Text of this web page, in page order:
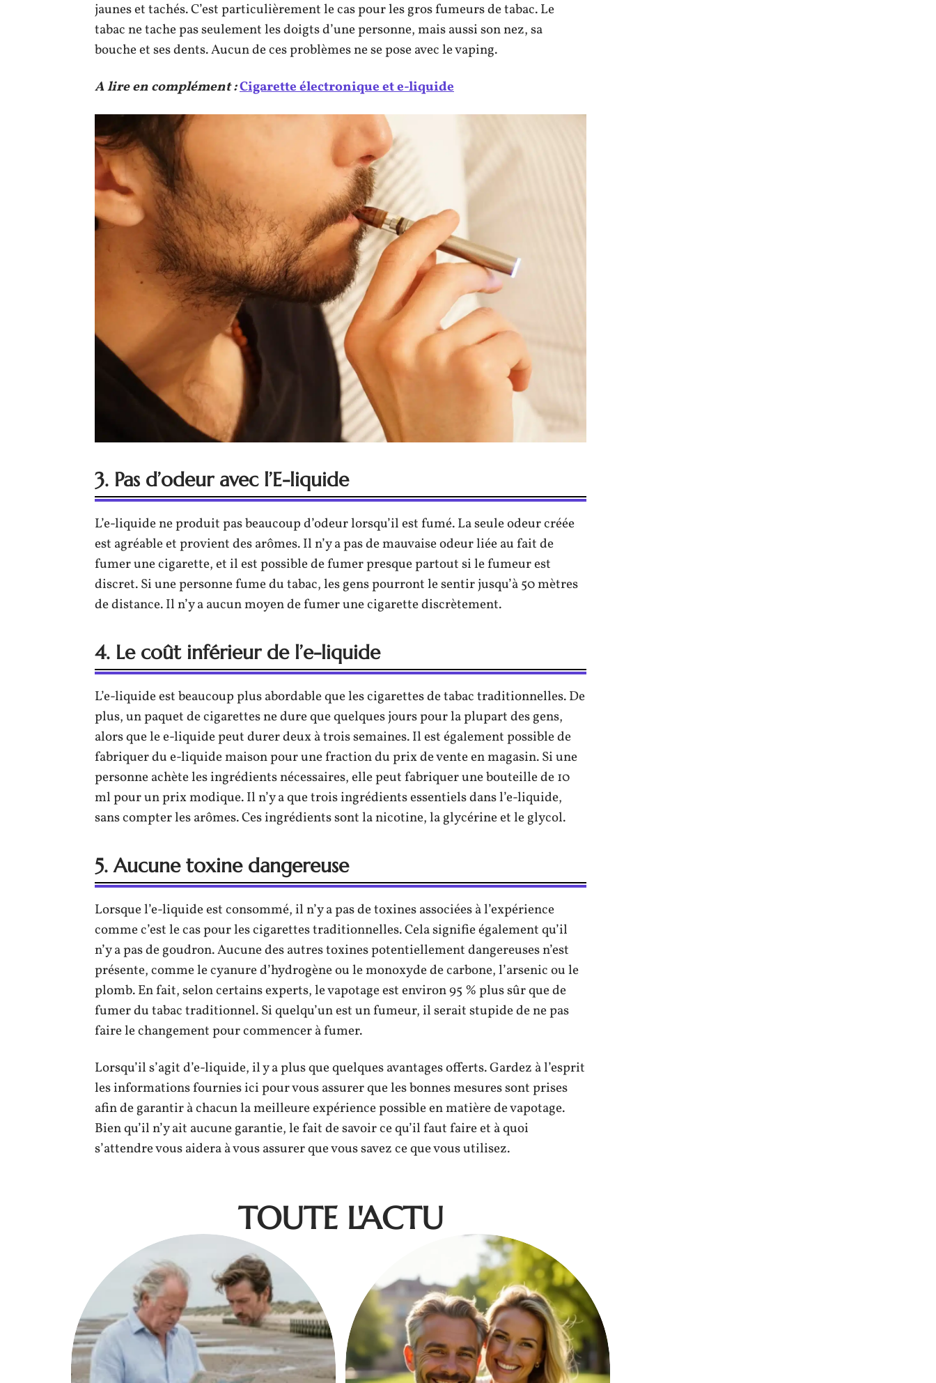
jaunes et tachés. C’est particulièrement le cas pour les gros fumeurs de tabac. Le
tabac ne tache pas seulement les doigts d’une personne, mais aussi son nez, sa
bouche et ses dents. Aucun de ces problèmes ne se pose avec le vaping.
A lire en complément :Cigarette électronique et e-liquide
3. Pas d’odeur avec l’E-liquide
L’e-liquide ne produit pas beaucoup d’odeur lorsqu’il est fumé. La seule odeur créée
est agréable et provient des arômes. Il n’y a pas de mauvaise odeur liée au fait de
fumer une cigarette, et il est possible de fumer presque partout si le fumeur est
discret. Si une personne fume du tabac, les gens pourront le sentir jusqu’à 50 mètres
de distance. Il n’y a aucun moyen de fumer une cigarette discrètement.
4. Le coût inférieur de l’e-liquide
L’e-liquide est beaucoup plus abordable que les cigarettes de tabac traditionnelles. De
plus, un paquet de cigarettes ne dure que quelques jours pour la plupart des gens,
alors que le e-liquide peut durer deux à trois semaines. Il est également possible de
fabriquer du e-liquide maison pour une fraction du prix de vente en magasin. Si une
personne achète les ingrédients nécessaires, elle peut fabriquer une bouteille de 10
ml pour un prix modique. Il n’y a que trois ingrédients essentiels dans l’e-liquide,
sans compter les arômes. Ces ingrédients sont la nicotine, la glycérine et le glycol.
5. Aucune toxine dangereuse
Lorsque l’e-liquide est consommé, il n’y a pas de toxines associées à l’expérience
comme c’est le cas pour les cigarettes traditionnelles. Cela signifie également qu’il
n’y a pas de goudron. Aucune des autres toxines potentiellement dangereuses n’est
présente, comme le cyanure d’hydrogène ou le monoxyde de carbone, l’arsenic ou le
plomb. En fait, selon certains experts, le vapotage est environ 95 % plus sûr que de
fumer du tabac traditionnel. Si quelqu’un est un fumeur, il serait stupide de ne pas
faire le changement pour commencer à fumer.
Lorsqu’il s’agit d’e-liquide, il y a plus que quelques avantages offerts. Gardez à l’esprit
les informations fournies ici pour vous assurer que les bonnes mesures sont prises
afin de garantir à chacun la meilleure expérience possible en matière de vapotage.
Bien qu’il n’y ait aucune garantie, le fait de savoir ce qu’il faut faire et à quoi
s’attendre vous aidera à vous assurer que vous savez ce que vous utilisez.
TOUTE L'ACTU